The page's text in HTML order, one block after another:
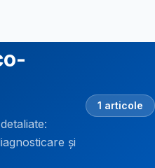
și
1 articole